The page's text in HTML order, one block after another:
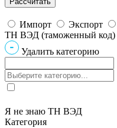
Импорт Экспорт
ТН ВЭД (таможенный код)
Удалить категорию
Я не знаю ТН ВЭД
Категория